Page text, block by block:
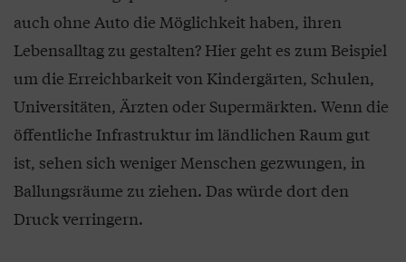
auch ohne Auto die Möglichkeit haben, ihren
Lebensalltag zu gestalten? Hier geht es zum Beispiel
um die Erreichbarkeit von Kindergärten, Schulen,
Universitäten, Ärzten oder Supermärkten. Wenn die
öffentliche Infrastruktur im ländlichen Raum gut
ist, sehen sich weniger Menschen gezwungen, in
Ballungsräume zu ziehen. Das würde dort den
Druck verringern.